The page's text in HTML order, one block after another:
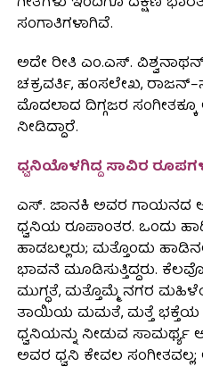
ಸಂಗಾತಿಗಳಾಗಿವೆ.
ಅದೇ ರೀತಿ ಎಂ.ಎಸ್.
ಚಕ್ರವರ್ತಿ, ಹಂಸಲೇಖ,
ಮೊದಲಾದ ದಿಗ್ಗಜರ
ನೀಡಿದ್ದಾರೆ.
ಧ್ವನಿಯೊಳಗಿದ್ದ ಸಾವಿರ
ಎಸ್. ಜಾನಕಿ ಅವರ ಗಾಯನದ
ಧ್ವನಿಯ ರೂಪಾಂತರ. ಒಂದು
ಹಾಡಬಲ್ಲರು; ಮತ್ತೊಂದು
ಭಾವನೆ ಮೂಡಿಸುತ್ತಿದ್ದರು.
ಮುಗ್ಧತೆ, ಮತ್ತೊಮ್ಮೆ ನಗರ
ತಾಯಿಯ ಮಮತೆ, ಮತ್ತೆ ಭಕ್ತೆಯ
ಧ್ವನಿಯನ್ನು ನೀಡುವ ಸಾಮರ್ಥ್ಯ
ಅವರ ಧ್ವನಿ ಕೇವಲ